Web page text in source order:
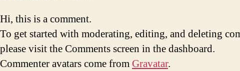
Hi, this is a comment.
To get started with moderating, editing, and deleting
please visit the Comments screen in the dashboard.
Commenter avatars come from Gravatar.